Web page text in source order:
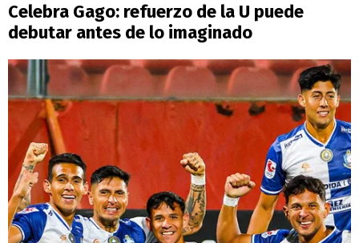
Celebra Gago: refuerzo de la U puede
debutar antes de lo imaginado